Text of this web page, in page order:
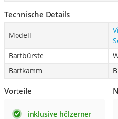
Technische Details
Modell
Bartbürste
Bartkamm
Vorteile
inklusive hölzerner